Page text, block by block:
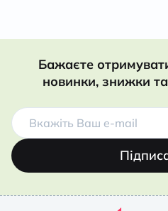
Бажаєте
новинки, знижки